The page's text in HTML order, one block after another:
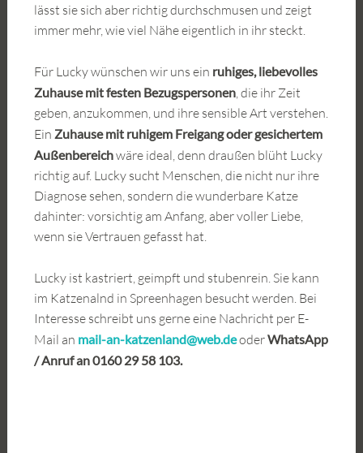
lässt sie sich aber richtig durchschmusen und zeigt
immer mehr, wie viel Nähe eigentlich in ihr steckt.
Für Lucky wünschen wir uns ein ruhiges, liebevolles
Zuhause mit festen Bezugspersonen, die ihr Zeit
geben, anzukommen, und ihre sensible Art verstehen.
Ein Zuhause mit ruhigem Freigang oder gesichertem
Außenbereichwäre ideal, denn draußen blüht Lucky
richtig auf. Lucky sucht Menschen, die nicht nur ihre
Diagnose sehen, sondern die wunderbare Katze
dahinter: vorsichtig am Anfang, aber voller Liebe,
wenn sie Vertrauen gefasst hat.
Lucky ist kastriert, geimpft und stubenrein. Sie kann
im Katzenalnd in Spreenhagen besucht werden. Bei
Interesse schreibt uns gerne eine Nachricht per E-
Mail an mail-an-katzenland@web.deoderWhatsApp
/ Anruf an 0160 29 58 103.